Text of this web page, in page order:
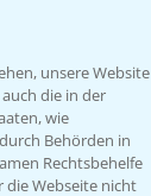
unsere Website
die in der
wie
Behörden in
Rechtsbehelfe
Webseite nicht